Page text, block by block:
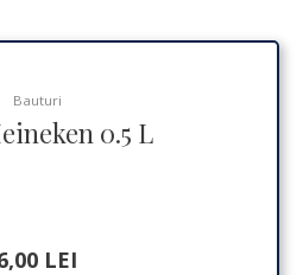
Bauturi
0.5 L
LEI